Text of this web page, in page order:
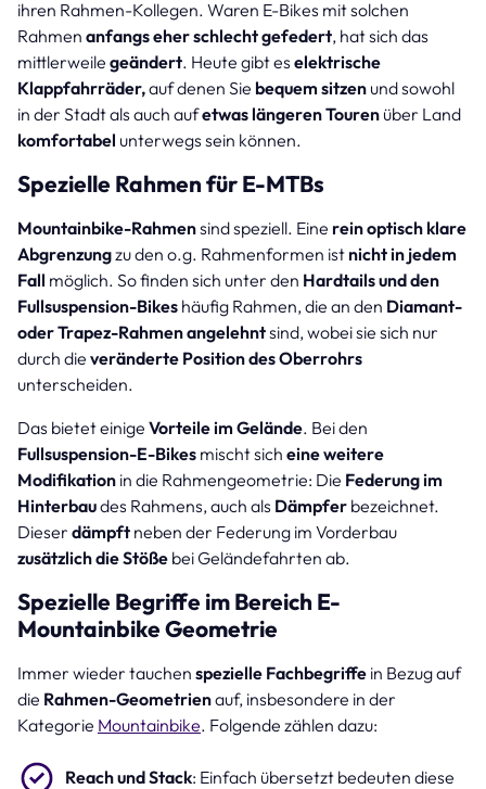
ihren Rahmen-Kollegen. Waren E-Bikes mit solchen
Rahmen anfangs eher schlecht gefedert, hat sich das
mittlerweile geändert. Heute gibt es elektrische
Klappfahrräder,auf denen Sie bequem sitzen und sowohl
in der Stadt als auch aufetwas längeren Touren über Land
komfortabel unterwegs sein können.
Spezielle Rahmen für E-MTBs
Mountainbike-Rahmensind speziell. Eine rein optisch klare
Abgrenzungzu den o.g. Rahmenformen ist nicht in jedem
Fall möglich. So finden sich unter den Hardtails und den
Fullsuspension-Bikes häufig Rahmen, die an den Diamant-
oder Trapez-Rahmen angelehntsind, wobei sie sich nur
durch die veränderte Position des Oberrohrs
unterscheiden.
Das bietet einige Vorteile im Gelände. Bei den
Fullsuspension-E-Bikes mischt sich eine weitere
Modifikation in die Rahmengeometrie: Die Federung im
Hinterbaudes Rahmens, auch als Dämpfer bezeichnet.
Dieser dämpft neben der Federung im Vorderbau
zusätzlich die Stöße bei Geländefahrten ab.
Spezielle Begriffe im Bereich E-
Mountainbike Geometrie
Immer wieder tauchen spezielle Fachbegriffe in Bezug auf
die Rahmen-Geometrienauf, insbesondere in der
Kategorie Mountainbike. Folgende zählen dazu:
Reach und Stack: Einfach übersetzt bedeuten diese